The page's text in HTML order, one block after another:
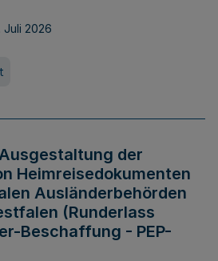
Juli 2026
der
Heimreisedokumenten
Ausländerbehörden
(Runderlass
Beschaffung - PEP-